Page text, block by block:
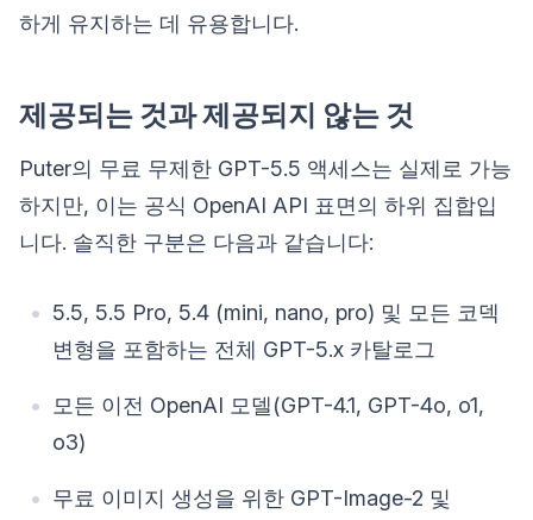
하게 유지하는 데 유용합니다.
제공되는 것과 제공되지 않는 것
Puter의 무료 무제한 GPT-5.5 액세스는 실제로 가능
하지만, 이는 공식 OpenAI API 표면의 하위 집합입
니다. 솔직한 구분은 다음과 같습니다:
5.5, 5.5 Pro, 5.4 (mini, nano, pro) 및 모든 코덱
변형을 포함하는 전체 GPT-5.x 카탈로그
모든 이전 OpenAI 모델(GPT-4.1, GPT-4o, o1,
o3)
무료 이미지 생성을 위한 GPT-Image-2 및